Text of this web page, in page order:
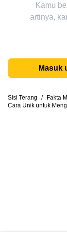
Kamu
artinya,
Masuk
Sisi Terang / Fakta
Cara Unik untuk